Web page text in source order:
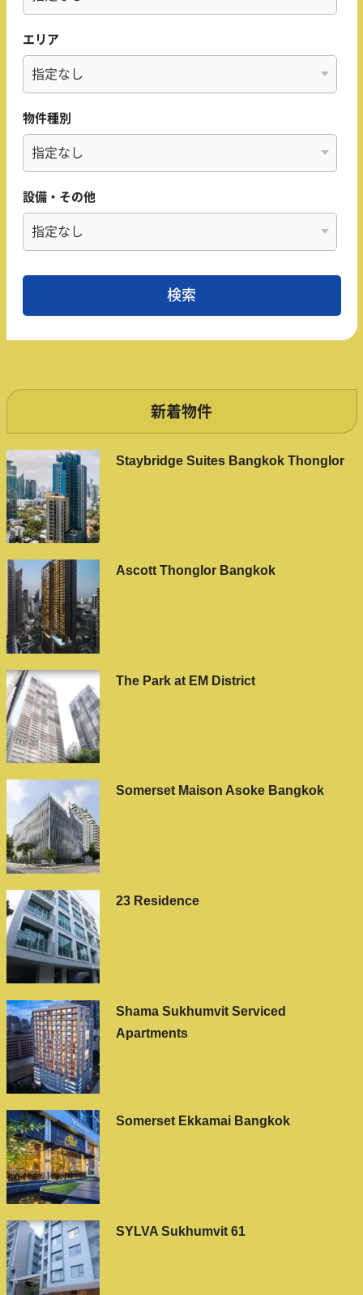
エリア
物件種別
設備・その他
新着物件
Staybridge Suites Bangkok Thonglor
Ascott Thonglor Bangkok
The Park at EM District
Somerset Maison Asoke Bangkok
23 Residence
Shama Sukhumvit Serviced
Apartments
Somerset Ekkamai Bangkok
SYLVA Sukhumvit 61